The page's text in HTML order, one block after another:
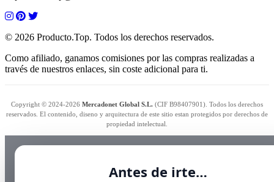
© 2026 Producto.Top. Todos los derechos reservados.
Como afiliado, ganamos comisiones por las compras realizadas a
través de nuestros enlaces, sin coste adicional para ti.
Copyright © 2024-2026 Mercadonet Global S.L. (CIF B98407901). Todos los derechos
reservados. El contenido, diseno y arquitectura de este sitio estan protegidos por derechos de
propiedad intelectual.
Antes de irte…